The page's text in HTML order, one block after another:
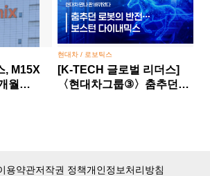
, M15X
월
현대차 / 로보틱스
[K-TECH 글로벌 리더스]
〈현대차그룹③〉춤추던
용약관저작권 정책개인정보처리방침